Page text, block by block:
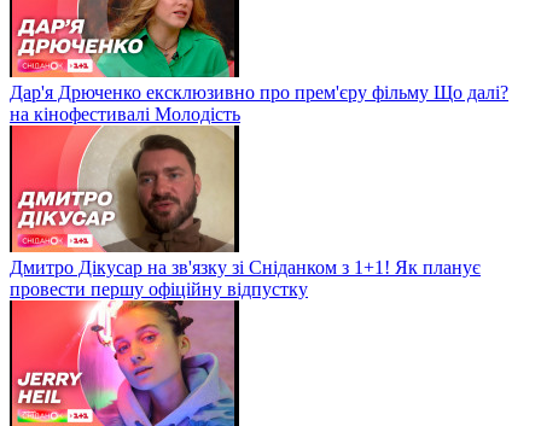
Дар'я Дрюченко ексклюзивно про прем'єру фільму Що далі?
на кінофестивалі Молодість
Дмитро Дікусар на зв'язку зі Сніданком з 1+1! Як планує
провести першу офіційну відпустку